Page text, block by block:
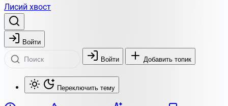
Лисий хвост
Войти
Войти Добавить топик
Переключить тему